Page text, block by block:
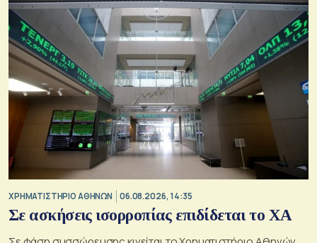
XΡΗΜΑΤΙΣΤΗΡΙΟ ΑΘΗΝΩΝ 06.08.2026, 14:35
Σε ασκήσεις ισορροπίας επιδίδεται το ΧΑ